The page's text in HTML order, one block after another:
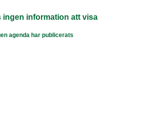
ingen information att visa
agenda har publicerats